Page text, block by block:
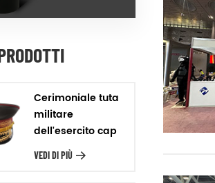
si incontra
valore per progettare e
i loro prodotti, in piedi
i prodotti del
cliente con la Garanzia
la Consegna di
& rapporto Costo-
Cerimoniale tuta
militare
dell'esercito cap
VEDI DI PIÙ